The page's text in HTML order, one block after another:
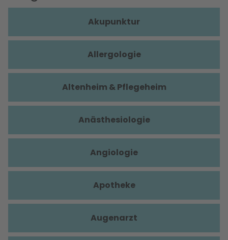
Akupunktur
Allergologie
Altenheim & Pflegeheim
Anästhesiologie
Angiologie
Apotheke
Augenarzt